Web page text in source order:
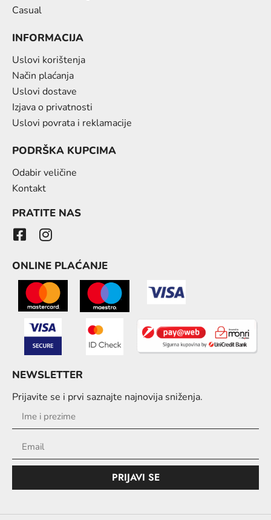
Casual
INFORMACIJA
Uslovi korištenja
Način plaćanja
Uslovi dostave
Izjava o privatnosti
Uslovi povrata i reklamacije
PODRŠKA KUPCIMA
Odabir veličine
Kontakt
PRATITE NAS
ONLINE PLAĆANJE
NEWSLETTER
Prijavite se i prvi saznajte najnovija sniženja.
PRIJAVI SE